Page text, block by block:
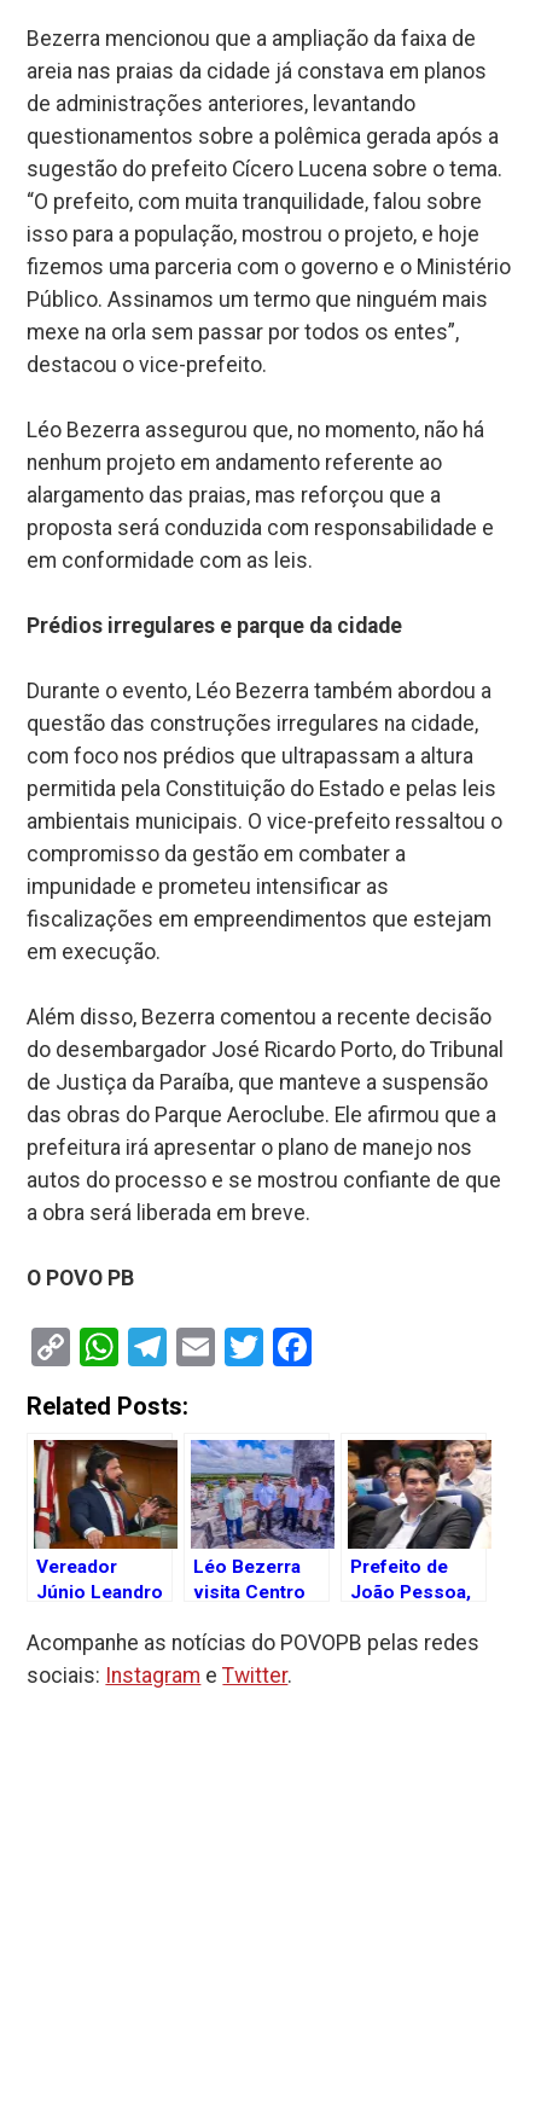
Bezerra mencionou que a ampliação da faixa de
areia nas praias da cidade já constava em planos
de administrações anteriores, levantando
questionamentos sobre a polêmica gerada após a
sugestão do prefeito Cícero Lucena sobre o tema.
“O prefeito, com muita tranquilidade, falou sobre
isso para a população, mostrou o projeto, e hoje
fizemos uma parceria com o governo e o Ministério
Público. Assinamos um termo que ninguém mais
mexe na orla sem passar por todos os entes”,
destacou o vice-prefeito.
Léo Bezerra assegurou que, no momento, não há
nenhum projeto em andamento referente ao
alargamento das praias, mas reforçou que a
proposta será conduzida com responsabilidade e
em conformidade com as leis.
Prédios irregulares e parque da cidade
Durante o evento, Léo Bezerra também abordou a
questão das construções irregulares na cidade,
com foco nos prédios que ultrapassam a altura
permitida pela Constituição do Estado e pelas leis
ambientais municipais. O vice-prefeito ressaltou o
compromisso da gestão em combater a
impunidade e prometeu intensificar as
fiscalizações em empreendimentos que estejam
em execução.
Além disso, Bezerra comentou a recente decisão
do desembargador José Ricardo Porto, do Tribunal
de Justiça da Paraíba, que manteve a suspensão
das obras do Parque Aeroclube. Ele afirmou que a
prefeitura irá apresentar o plano de manejo nos
autos do processo e se mostrou confiante de que
a obra será liberada em breve.
O POVO PB
Copy
Link
WhatsApp
Telegram
EmailTwitter
Related Posts:
Vereador
Júnio Leandro
demolição de
prédios
irregulares na
Léo Bezerra
visita Centro
inspeciona
prédios que
Prefeito de
João Pessoa,
anuncia
Acompanhe as notícias do POVOPB pelas redes
sociais: Instagram eTwitter.